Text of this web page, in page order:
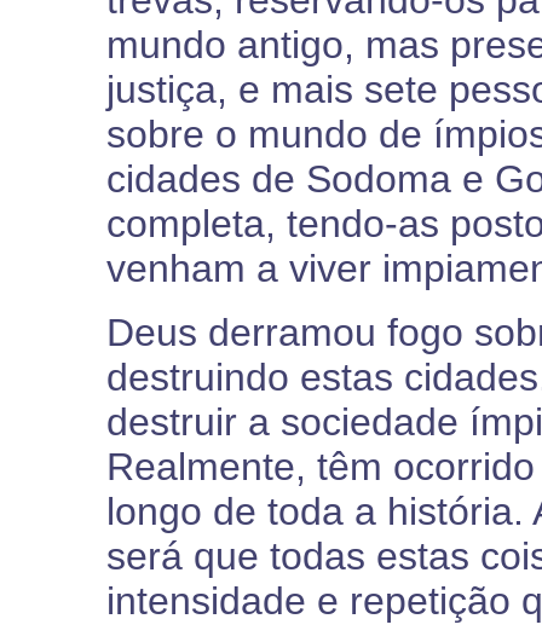
mundo antigo, mas
justiça, e mais sete
sobre o mundo de
cidades de Sodoma e
completa, tendo-as
venham a viver
Deus derramou fogo
destruindo estas
destruir a sociedade
Realmente, têm
longo de toda a história.
será que todas estas
intensidade e repetição